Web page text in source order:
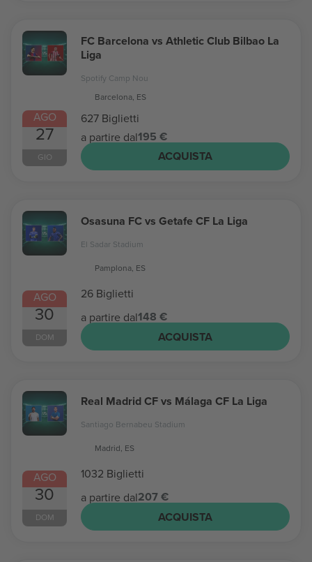
AGO
27
GIO
FC Barcelona vs Athletic Club Bilbao La
Liga
Spotify Camp Nou
Barcelona, ES
627 Biglietti
a partire dal195 €
ACQUISTA
AGO
30
DOM
Osasuna FC vs Getafe CF La Liga
El Sadar Stadium
Pamplona, ES
26 Biglietti
a partire dal148 €
ACQUISTA
AGO
30
DOM
Real Madrid CF vs Málaga CF La Liga
Santiago Bernabeu Stadium
Madrid, ES
1032 Biglietti
a partire dal207 €
ACQUISTA